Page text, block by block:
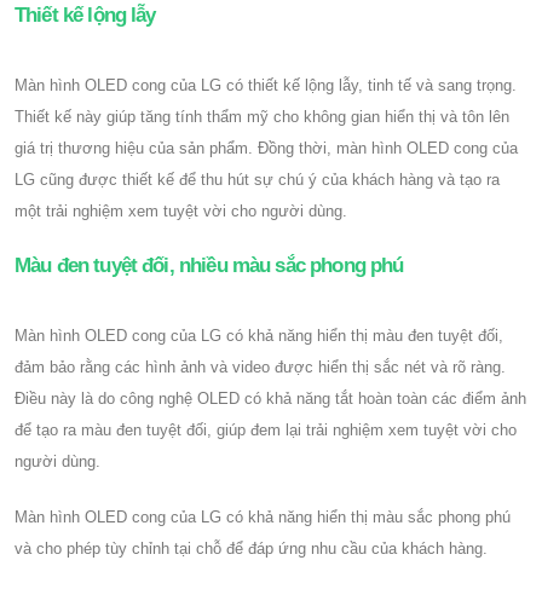
Thiết kế lộng lẫy
Màn hình OLED cong của LG có thiết kế lộng lẫy, tinh tế và sang trọng.
Thiết kế này giúp tăng tính thẩm mỹ cho không gian hiển thị và tôn lên
giá trị thương hiệu của sản phẩm. Đồng thời, màn hình OLED cong của
LG cũng được thiết kế để thu hút sự chú ý của khách hàng và tạo ra
một trải nghiệm xem tuyệt vời cho người dùng.
Màu đen tuyệt đối, nhiều màu sắc phong phú
Màn hình OLED cong của LG có khả năng hiển thị màu đen tuyệt đối,
đảm bảo rằng các hình ảnh và video được hiển thị sắc nét và rõ ràng.
Điều này là do công nghệ OLED có khả năng tắt hoàn toàn các điểm ảnh
để tạo ra màu đen tuyệt đối, giúp đem lại trải nghiệm xem tuyệt vời cho
người dùng.
Màn hình OLED cong của LG có khả năng hiển thị màu sắc phong phú
và cho phép tùy chỉnh tại chỗ để đáp ứng nhu cầu của khách hàng.